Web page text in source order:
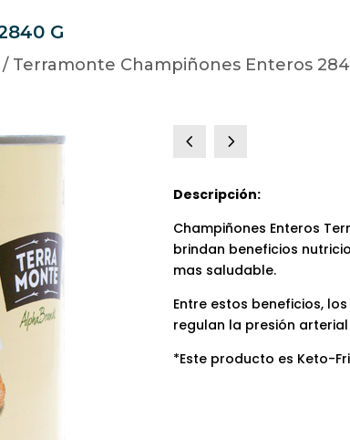
G
/ Terramonte Champiñones Enteros
4 5
Descripción:
Champiñones Enteros
brindan beneficios
mas saludable.
Entre estos beneficios,
regulan la presión
*Este producto es Keto-